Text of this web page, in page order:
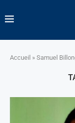
Accueil » Samuel